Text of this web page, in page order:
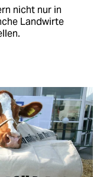
nicht nur in
Landwirte